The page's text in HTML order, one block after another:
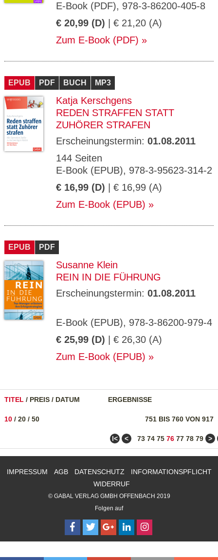
E-Book (PDF), 978-3-86200-405-8
€ 20,99 (D) | € 21,20 (A)
Zum E-Book (PDF)
EPUB PDF BUCH MP3
Katja Kerschgens
REDEN STRAFFEN STATT
ZUHÖRER STRAFEN
Erscheinungstermin: 01.08.2011
144 Seiten
E-Book (EPUB), 978-3-95623-314-2
€ 16,99 (D) | € 16,99 (A)
Zum E-Book (EPUB)
EPUB PDF
Susanne Klein
REIN IN DIE FÜHRUNG
Erscheinungstermin: 01.08.2011
E-Book (EPUB), 978-3-86200-979-4
€ 25,99 (D) | € 26,30 (A)
Zum E-Book (EPUB)
TITEL / PREIS / DATUM ERGEBNISSE
751 BIS 760 VON 917
10 / 20 / 50
ǀ< < 73 74 75 76 77 78 79 >
IMPRESSUM AGB DATENSCHUTZ
INFORMATIONSPFLICHT
WIDERRUF
© GABAL VERLAG GMBH OFFENBACH 2019
Folgen auf